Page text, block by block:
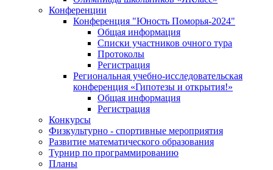
Конференции
Конференция "Юность Поморья-2024"
Общая информация
Списки участников очного тура
Протоколы
Регистрация
Региональная учебно-исследовательская
конференция «Гипотезы и открытия!»
Общая информация
Регистрация
Конкурсы
Физкультурно - спортивные мероприятия
Развитие математического образования
Турнир по программированию
Планы